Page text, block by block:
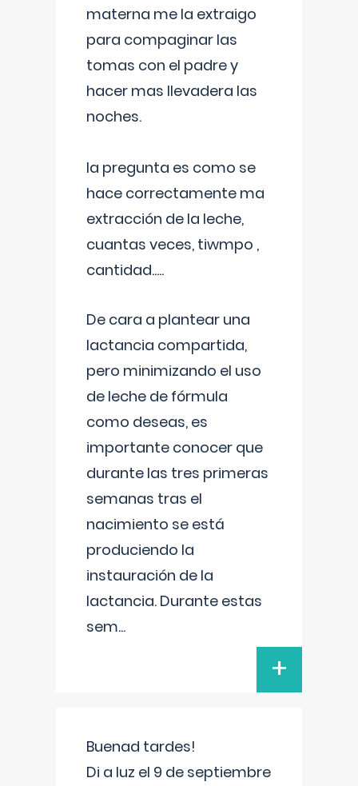
materna me la extraigo
para compaginar las
tomas con el padre y
hacer mas llevadera las
noches.
la pregunta es como se
hace correctamente ma
extracción de la leche,
cuantas veces, tiwmpo ,
cantidad.....
De cara a plantear una
lactancia compartida,
pero minimizando el uso
de leche de fórmula
como deseas, es
importante conocer que
durante las tres primeras
semanas tras el
nacimiento se está
produciendo la
instauración de la
lactancia. Durante estas
sem...
+
Buenad tardes!
Di a luz el 9 de septiembre